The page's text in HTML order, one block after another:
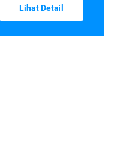
Lihat Detail